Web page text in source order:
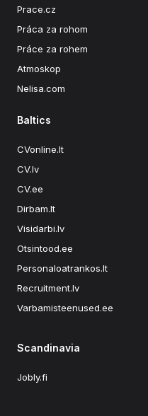
Prace.cz
Práca za rohom
Práce za rohem
Atmoskop
Nelisa.com
Baltics
CVonline.lt
CV.lv
CV.ee
Dirbam.lt
Visidarbi.lv
Otsintood.ee
Personaloatrankos.lt
Recruitment.lv
Varbamisteenused.ee
Scandinavia
Jobly.fi